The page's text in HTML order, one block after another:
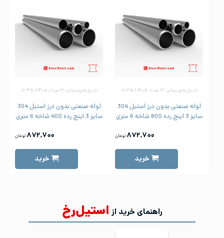
تاریخ به‌روزرسانی: ۱۲ مرداد ۱۴۰۵ | ۱۶:۳۵
لوله صنعتی بدون درز استیل 304
سایز 3 اینچ رده 80S شاخه 6 متری
۸۷۲,۷۰۰ تومان
خرید
تاریخ به‌روزرسانی: ۱۲ مرداد ۱۴۰۵ | ۱۶:۳۵
لوله صنعتی بدون درز استیل 304
سایز 3 اینچ رده 40S شاخه 6 متری
۸۷۲,۷۰۰ تومان
خرید
راهنمای خرید از استیل‌رخ